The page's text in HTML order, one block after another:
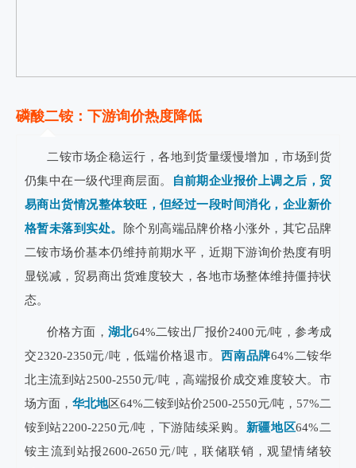
磷酸二铵：下游询价热度降低
二铵市场企稳运行，各地到货量缓慢增加，市场到货
仍集中在一级代理商层面。
自前期企业报价上调之后，贸
易商出货情况整体较旺，但经过一段时间消化，企业新价
格暂未落到实处。
除个别高端品牌价格小涨外，其它品牌
二铵市场价基本仍维持前期水平，近期下游询价热度有明
显锐减，贸易商出货难度较大，各地市场整体维持僵持状
态。
价格方面， 湖北64%二铵出厂报价2400元/吨，参考成
交2320-2350元/吨，低端价格退市。西南品牌64%二铵华
北主流到站2500-2550元/吨，高端报价成交难度较大。市
场方面， 华北地区64%二铵到站价2500-2550元/吨，57%二
铵到站2200-2250元/吨，下游陆续采购。 新疆地区64%二
铵主流到站报2600-2650元/吨，联储联销，观望情绪较